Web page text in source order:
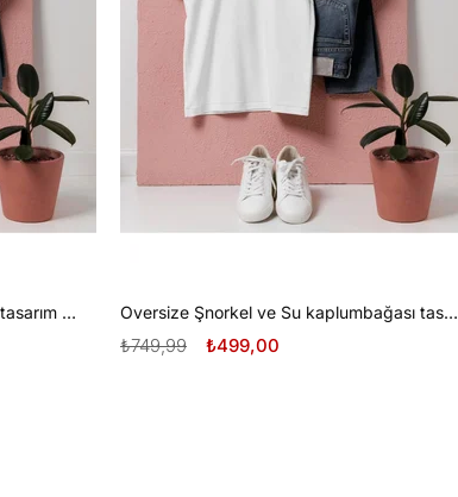
Oversize İstiridye ve Mini Dalgıç tasarım unisex T-shirt Oversize Şnorkel ve Su kaplumbağası tasarım unisex T-shirt
₺499,00
₺749,99